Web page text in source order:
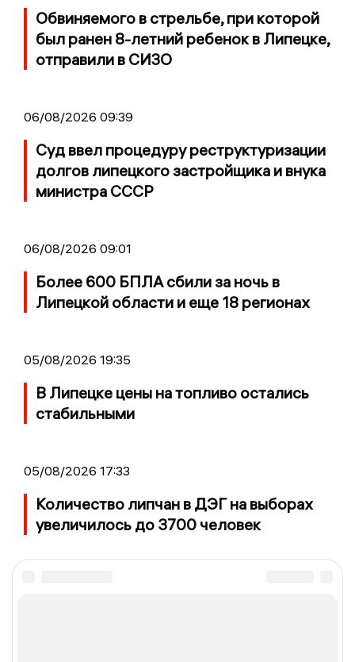
Обвиняемого в стрельбе, при которой
был ранен 8-летний ребенок в Липецке,
отправили в СИЗО
06/08/2026 09:39
Суд ввел процедуру реструктуризации
долгов липецкого застройщика и внука
министра СССР
06/08/2026 09:01
Более 600 БПЛА сбили за ночь в
Липецкой области и еще 18 регионах
05/08/2026 19:35
В Липецке цены на топливо остались
стабильными
05/08/2026 17:33
Количество липчан в ДЭГ на выборах
увеличилось до 3700 человек